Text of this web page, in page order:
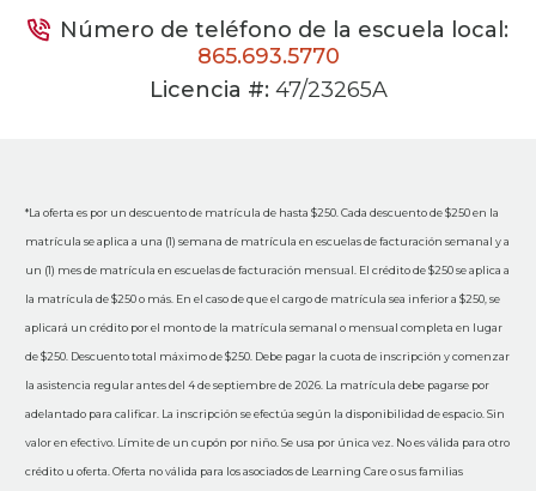
Número de teléfono de la escuela local:
865.693.5770
Licencia #:47/23265A
*La oferta es por un descuento de matrícula de hasta $250. Cada descuento de $250 en la
matrícula se aplica a una (1) semana de matrícula en escuelas de facturación semanal y a
un (1) mes de matrícula en escuelas de facturación mensual. El crédito de $250 se aplica a
la matrícula de $250 o más. En el caso de que el cargo de matrícula sea inferior a $250, se
aplicará un crédito por el monto de la matrícula semanal o mensual completa en lugar
de $250. Descuento total máximo de $250. Debe pagar la cuota de inscripción y comenzar
la asistencia regular antes del 4 de septiembre de 2026. La matrícula debe pagarse por
adelantado para calificar. La inscripción se efectúa según la disponibilidad de espacio. Sin
valor en efectivo. Límite de un cupón por niño. Se usa por única vez. No es válida para otro
crédito u oferta. Oferta no válida para los asociados de Learning Care o sus familias